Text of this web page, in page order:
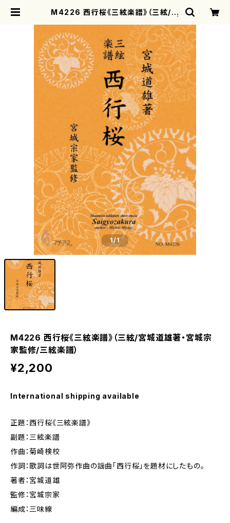
M4226 西行桜《三絃楽譜》（三絃/宮
motherearth
1/1
M4226 西行桜《三絃楽譜》（三絃/宮城道雄著・宮城宗
家監修/三絃楽譜）
¥2,200
International shipping available
正題：西行桜《三絃楽譜》
副題：三絃楽譜
作曲：菊崎検校
作詞：歌詞は世阿弥作曲の謡曲「西行桜」を題材にしたもの。
著者：宮城道雄
監修：宮城宗家
編成：三味線